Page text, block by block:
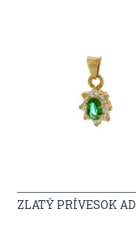
ZLATÝ PRÍVESOK